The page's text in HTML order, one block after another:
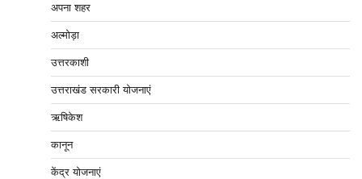
अपना शहर
अल्मोड़ा
उत्तरकाशी
उत्तराखंड सरकारी योजनाएं
ऋषिकेश
कानून
केंद्र योजनाएं